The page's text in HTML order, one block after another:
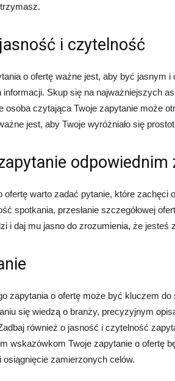
i czytelność
o ofertę ważne jest, aby być jasnym
informacji. Skup się na najważniejszych
osoba czytająca Twoje zapytanie może
jest, aby Twoje wyróżniało się
odpowiednim
ofertę warto zadać pytanie, które zachęci
spotkania, przesłanie szczegółowej
i daj mu jasno do zrozumienia, że jesteś
zapytania o ofertę może być kluczem
się wiedzą o branży, precyzyjnym
również o jasność i czytelność
wskazówkom Twoje zapytanie o ofertę
osiągnięcie zamierzonych celów.